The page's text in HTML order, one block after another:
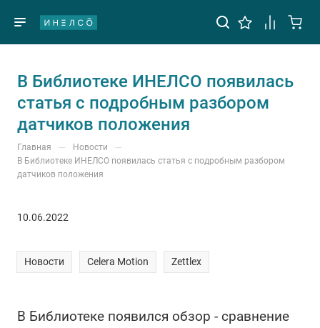
В Библиотеке ИНЕЛСО появилась
статья с подробным разбором
датчиков положения
Главная — Новости —
В Библиотеке ИНЕЛСО появилась статья с подробным разбором
датчиков положения
10.06.2022
Новости Celera Motion Zettlex
В Библиотеке появился обзор - сравнение